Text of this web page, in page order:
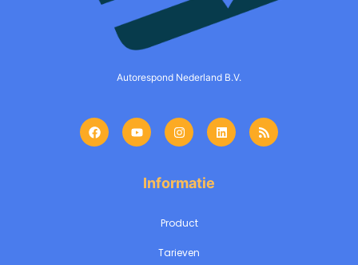
Autorespond Nederland B.V.
Informatie
Product
Tarieven